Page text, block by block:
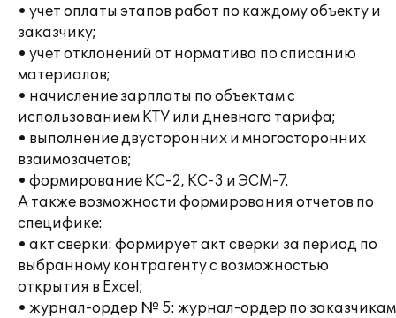
• учет оплаты этапов работ по каждому объекту и
заказчику;
• учет отклонений от норматива по списанию
материалов;
• начисление зарплаты по объектам с
использованием КТУ или дневного тарифа;
• выполнение двусторонних и многосторонних
взаимозачетов;
• формирование КС-2, КС-3 и ЭСМ-7.
А также возможности формирования отчетов по
специфике:
• акт сверки: формирует акт сверки за период по
выбранному контрагенту с возможностью
открытия в Excel;
• журнал-ордер № 5: журнал-ордер по заказчикам